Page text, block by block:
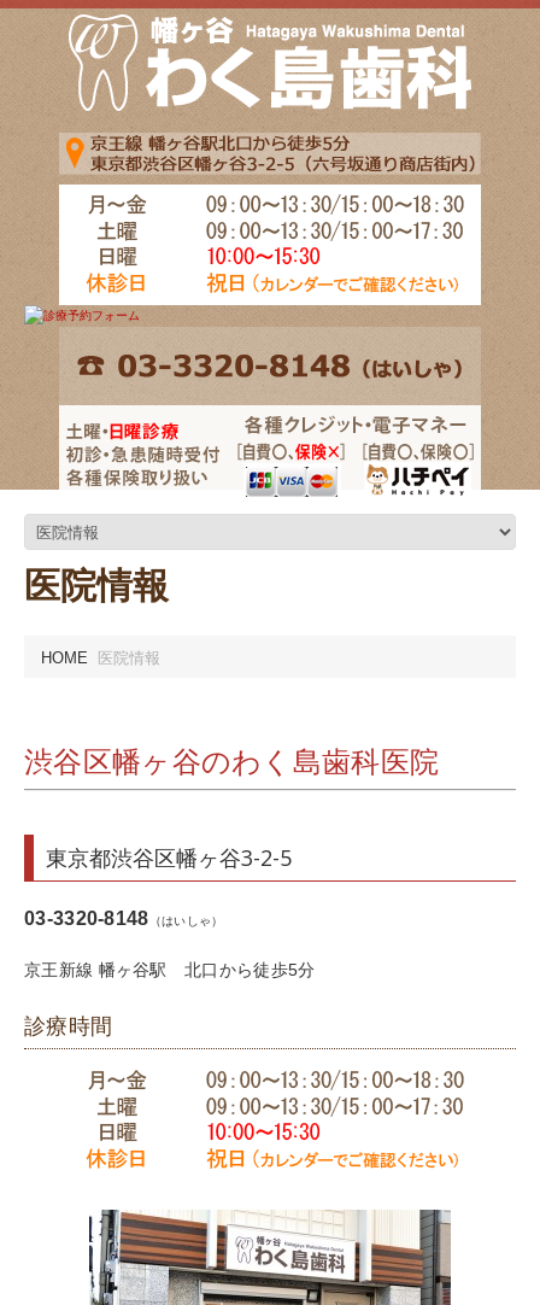
医院情報
HOME 医院情報
渋谷区幡ヶ谷のわく島歯科医院
東京都渋谷区幡ヶ谷3-2-5
03-3320-8148 （はいしゃ）
京王新線 幡ヶ谷駅 北口から徒歩5分
診療時間